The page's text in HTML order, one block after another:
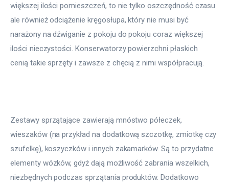
większej ilości pomieszczeń, to nie tylko oszczędność czasu
ale również odciążenie kręgosłupa, który nie musi być
narażony na dźwiganie z pokoju do pokoju coraz większej
ilości nieczystości. Konserwatorzy powierzchni płaskich
cenią takie sprzęty i zawsze z chęcią z nimi współpracują.
Zestawy sprzątające zawierają mnóstwo półeczek,
wieszaków (na przykład na dodatkową szczotkę, zmiotkę czy
szufelkę), koszyczków i innych zakamarków. Są to przydatne
elementy wózków, gdyż dają możliwość zabrania wszelkich,
niezbędnych podczas sprzątania produktów. Dodatkowo